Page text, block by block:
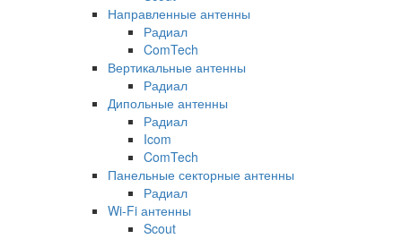
Направленные антенны
Радиал
ComTech
Вертикальные антенны
Радиал
Дипольные антенны
Радиал
Icom
ComTech
Панельные секторные антенны
Радиал
Wi-Fi антенны
Scout